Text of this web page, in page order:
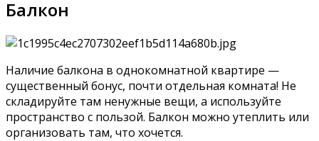
Балкон
Наличие балкона в однокомнатной квартире —
существенный бонус, почти отдельная комната! Не
складируйте там ненужные вещи, а используйте
пространство с пользой. Балкон можно утеплить или
организовать там, что хочется.